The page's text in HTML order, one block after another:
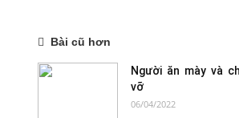
Bài cũ hơn
Người ăn mày và
vỡ
06/04/2022